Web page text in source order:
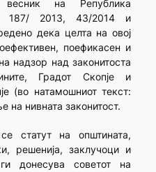
весник на Република
187/ 2013, 43/2014 и
дека целта на овој
поефикасен и
надзор над законитоста
Градот Скопје и
(во натамошниот текст:
на нивната законитост.
статут на општината,
решенија, заклучоци и
донесува советот на